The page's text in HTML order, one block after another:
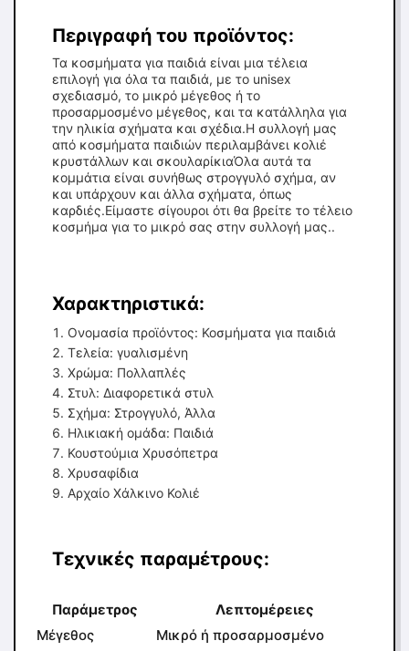
Περιγραφή του προϊόντος:
Τα κοσμήματα για παιδιά είναι μια τέλεια
επιλογή για όλα τα παιδιά, με το unisex
σχεδιασμό, το μικρό μέγεθος ή το
προσαρμοσμένο μέγεθος, και τα κατάλληλα για
την ηλικία σχήματα και σχέδια.Η συλλογή μας
από κοσμήματα παιδιών περιλαμβάνει κολιέ
κρυστάλλων και σκουλαρίκιαΌλα αυτά τα
κομμάτια είναι συνήθως στρογγυλό σχήμα, αν
και υπάρχουν και άλλα σχήματα, όπως
καρδιές.Είμαστε σίγουροι ότι θα βρείτε το τέλειο
κοσμήμα για το μικρό σας στην συλλογή μας..
Χαρακτηριστικά:
Ονομασία προϊόντος: Κοσμήματα για παιδιά
Τελεία: γυαλισμένη
Χρώμα: Πολλαπλές
Στυλ: Διαφορετικά στυλ
Σχήμα: Στρογγυλό, Άλλα
Ηλικιακή ομάδα: Παιδιά
Κουστούμια Χρυσόπετρα
Χρυσαφίδια
Αρχαίο Χάλκινο Κολιέ
Τεχνικές παραμέτρους:
Παράμετρος
Λεπτομέρειες
Μέγεθος
Μικρό ή προσαρμοσμένο